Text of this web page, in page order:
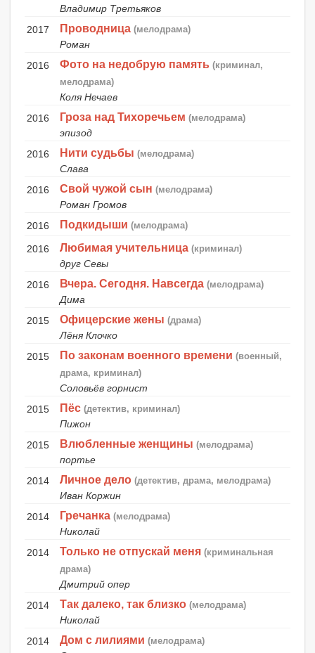
Владимир Третьяков
2017
Проводница (мелодрама)
Роман
2016
Фото на недобрую память (криминал,
мелодрама)
Коля Нечаев
2016
Гроза над Тихоречьем (мелодрама)
эпизод
2016
Нити судьбы (мелодрама)
Слава
2016
Свой чужой сын (мелодрама)
Роман Громов
2016
Подкидыши (мелодрама)
2016 Любимая учительница (криминал)
друг Севы
2016
Вчера. Сегодня. Навсегда (мелодрама)
Дима
2015
Офицерские жены (драма)
Лёня Клочко
2015
По законам военного времени (военный,
драма, криминал)
Соловьёв горнист
2015
Пёс (детектив, криминал)
Пижон
2015
Влюбленные женщины (мелодрама)
портье
2014
Личное дело (детектив, драма, мелодрама)
Иван Коржин
2014
Гречанка (мелодрама)
Николай
2014
Только не отпускай меня (криминальная
драма)
Дмитрий опер
2014
Так далеко, так близко (мелодрама)
Николай
2014
Дом с лилиями (мелодрама)